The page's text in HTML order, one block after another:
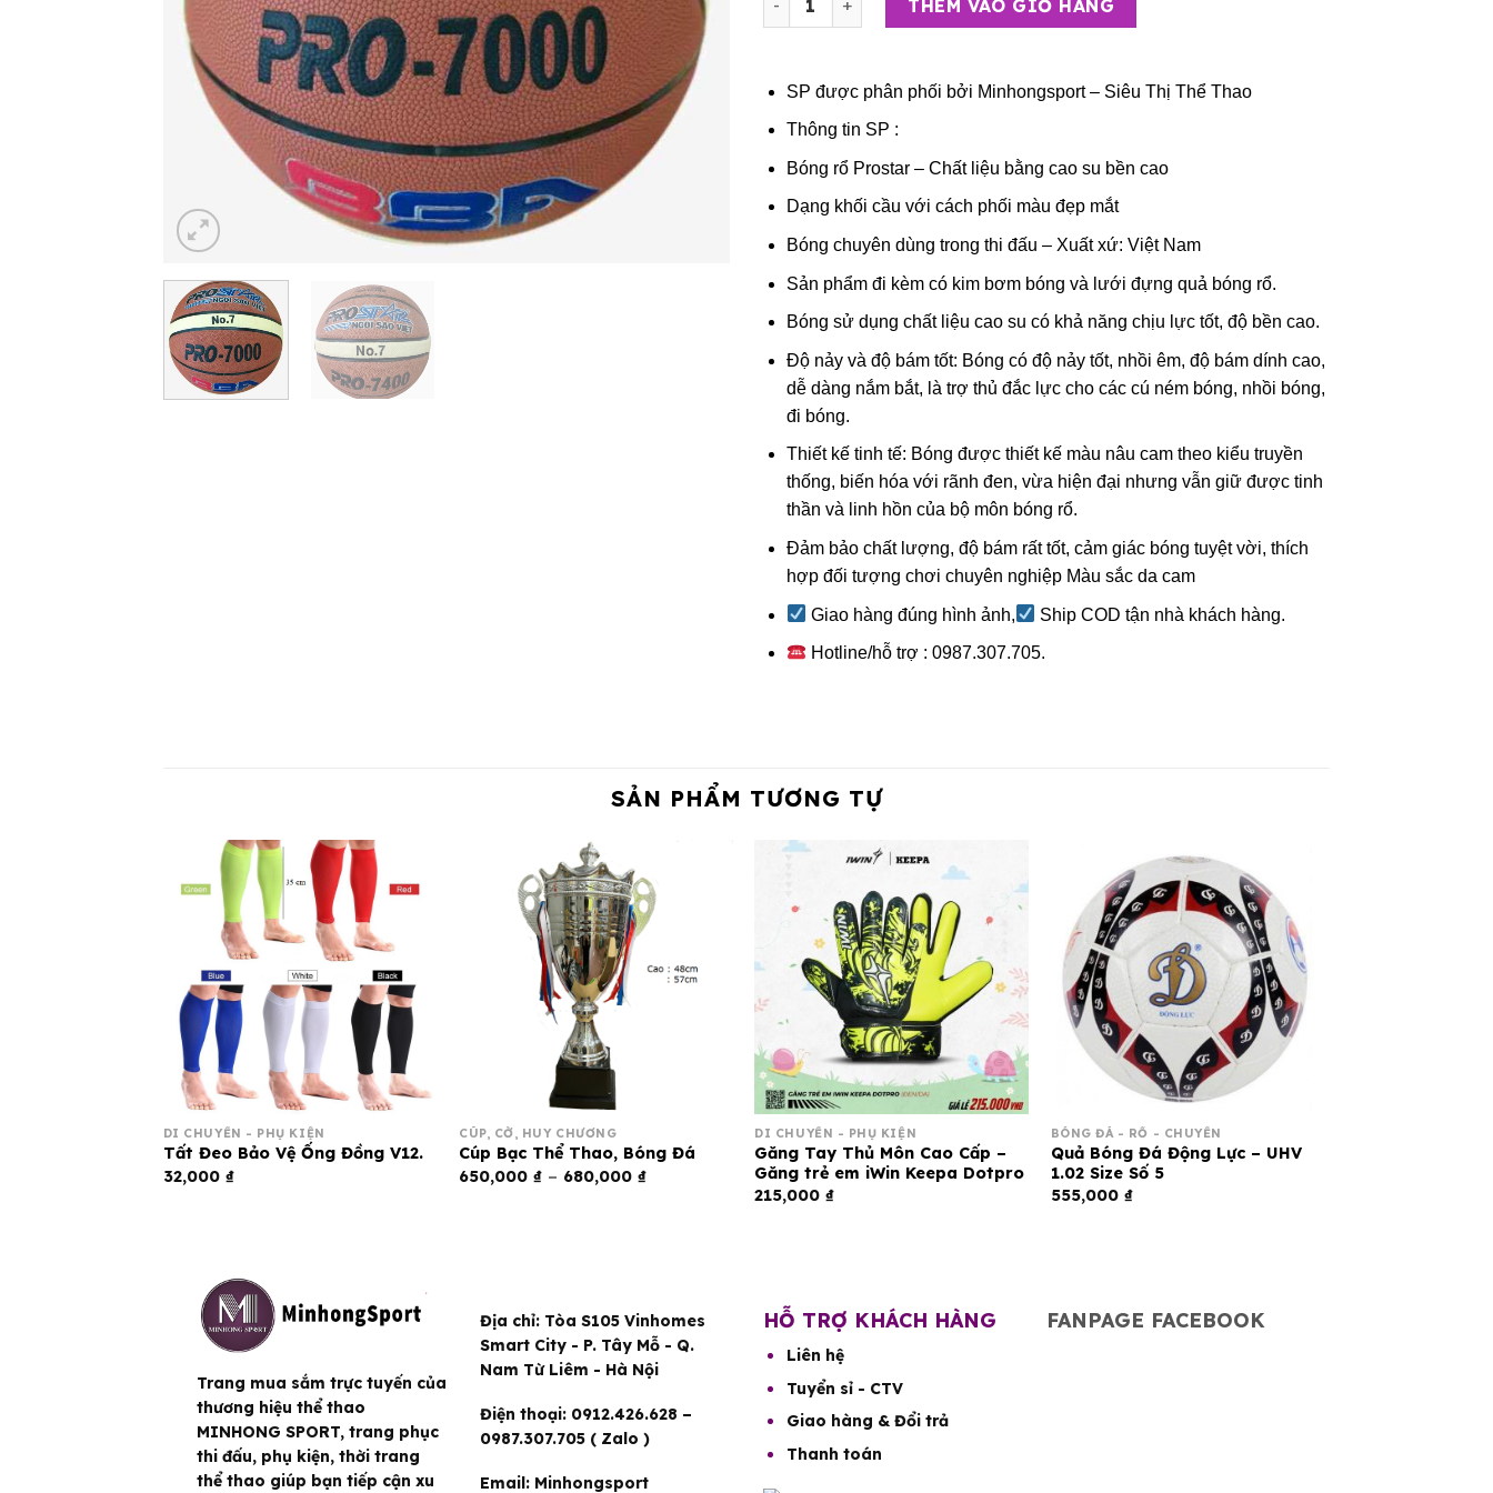
THÊM VÀO GIỎ HÀNG
SP được phân phối bởi Minhongsport – Siêu Thị Thể Thao
Thông tin SP :
Bóng rổ Prostar – Chất liệu bằng cao su bền cao
Dạng khối cầu với cách phối màu đẹp mắt
Bóng chuyên dùng trong thi đấu – Xuất xứ: Việt Nam
Sản phẩm đi kèm có kim bơm bóng và lưới đựng quả bóng rổ.
Bóng sử dụng chất liệu cao su có khả năng chịu lực tốt, độ bền cao.
Độ nảy và độ bám tốt: Bóng có độ nảy tốt, nhồi êm, độ bám dính cao,
dễ dàng nắm bắt, là trợ thủ đắc lực cho các cú ném bóng, nhồi bóng,
đi bóng.
Thiết kế tinh tế: Bóng được thiết kế màu nâu cam theo kiểu truyền
thống, biến hóa với rãnh đen, vừa hiện đại nhưng vẫn giữ được tinh
thần và linh hồn của bộ môn bóng rổ.
Đảm bảo chất lượng, độ bám rất tốt, cảm giác bóng tuyệt vời, thích
hợp đối tượng chơi chuyên nghiệp Màu sắc da cam
Giao hàng đúng hình ảnh, Ship COD tận nhà khách hàng.
Hotline/hỗ trợ : 0987.307.705.
SẢN PHẨM TƯƠNG TỰ
DI CHUYỂN - PHỤ KIỆN
Tất Đeo Bảo Vệ Ống Đồng V12.
32,000 ₫
CÚP, CỜ, HUY CHƯƠNG
Cúp Bạc Thể Thao, Bóng Đá
650,000₫ – 680,000₫Khoảng
DI CHUYỂN - PHỤ KIỆN
Găng Tay Thủ Môn Cao Cấp –
Găng trẻ em iWin Keepa Dotpro
215,000₫
BÓNG ĐÁ - RỔ - CHUYỀN
Quả Bóng Đá Động Lực – UHV
1.02 Size Số 5
555,000 ₫
Trang mua sắm trực tuyến của
thương hiệu thể thao
MINHONG SPORT, trang phục
thi đấu, phụ kiện, thời trang
thể thao giúp bạn tiếp cận xu
Địa chỉ: Tòa S105 Vinhomes
Smart City - P. Tây Mỗ - Q.
Nam Từ Liêm - Hà Nội
Điện thoại: 0912.426.628 –
0987.307.705 ( Zalo )
Email: Minhongsport
HỖ TRỢ KHÁCH HÀNG
Liên hệ
Tuyển sỉ - CTV
Giao hàng & Đổi trả
Thanh toán
FANPAGE FACEBOOK